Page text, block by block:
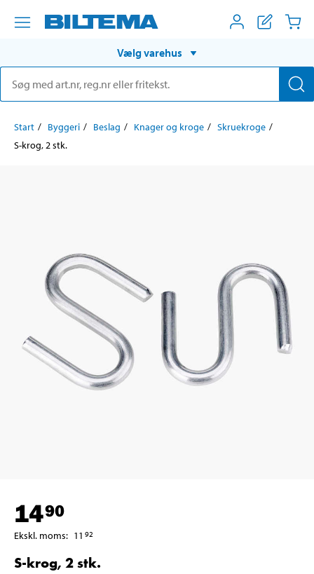
Vælg varehus
Start Byggeri Beslag Knager og kroge
Skruekroge
S-krog, 2 stk.
1490
Ekskl. moms: 11 92
S-krog, 2 stk.